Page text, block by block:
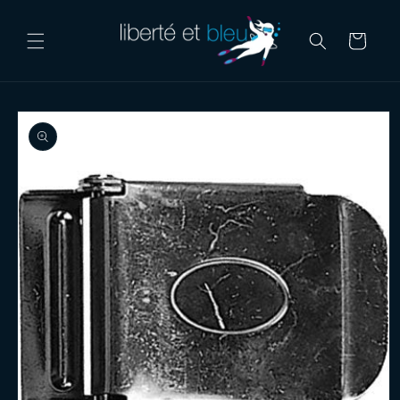
Cart
Skip to
product
information